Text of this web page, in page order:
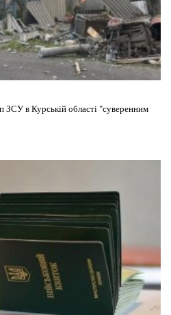
в Курській області "суверенним